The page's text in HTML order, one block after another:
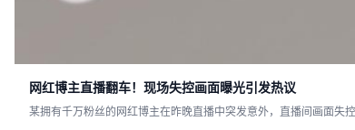
网红博主直播翻车！现场失控画面曝光引发热议
某拥有千万粉丝的网红博主在昨晚直播中突发意外，直播间画面失